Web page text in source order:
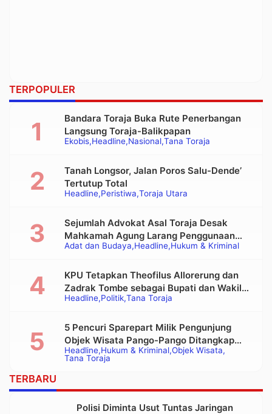
TERPOPULER
Ekobis Headline Nasional Tana Toraja
Bandara Toraja Buka Rute Penerbangan
Langsung Toraja-Balikpapan
Headline Peristiwa Toraja Utara
Tanah Longsor, Jalan Poros Salu-Dende’
Tertutup Total
Adat dan Budaya Headline Hukum & Kriminal
Sejumlah Advokat Asal Toraja Desak
Mahkamah Agung Larang Penggunaan
Alat Berat pada Eksekusi Rumah Adat
Headline Politik Tana Toraja
KPU Tetapkan Theofilus Allorerung dan
Zadrak Tombe sebagai Bupati dan Wakil
Bupati Tana Toraja Terpilih
Headline Hukum & Kriminal Objek Wisata
Tana Toraja
5 Pencuri Sparepart Milik Pengunjung
Objek Wisata Pango-Pango Ditangkap
Polisi
TERBARU
Polisi Diminta Usut Tuntas Jaringan